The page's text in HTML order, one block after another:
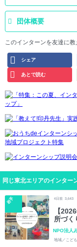
団体概要
このインターンを友達に教
シェア
あとで読む
同じ東北エリアのインター
岩手 4 日前 3,643
【
所づく
NPO法人
地域／こど